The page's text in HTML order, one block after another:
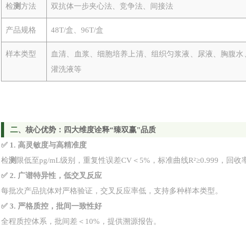
检测方法 双抗体一步夹心法、竞争法、间接法
产品规格 48T/盒、96T/盒
样本类型
血清、血浆、细胞培养上清、组织匀浆液、尿液、胸腹水
灌洗液等
二、核心优势：四大维度诠释“臻双赢"品质
✅ 1. 高灵敏度与高精准度
检测 限低至pg/mL级别，重复性误差CV＜5%，标准曲线R²≥0.999，回收
✅ 2. 广谱特异性，低交叉反应
每批次产品抗体对严格验证，交叉反应率低，支持多种样本类型。
✅ 3. 严格质控，批间一致性好
全程质控体系，批间差＜ 10%，提供溯源报告。